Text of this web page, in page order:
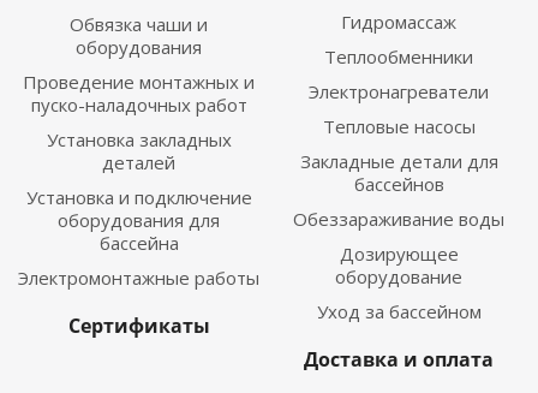
Обвязка чаши и
оборудования
Проведение монтажных и
пуско-наладочных работ
Установка закладных
деталей
Установка и подключение
оборудования для
бассейна
Электромонтажные работы
Сертификаты
Гидромассаж
Теплообменники
Электронагреватели
Тепловые насосы
Закладные детали для
бассейнов
Обеззараживание воды
Дозирующее
оборудование
Уход за бассейном
Доставка и оплата